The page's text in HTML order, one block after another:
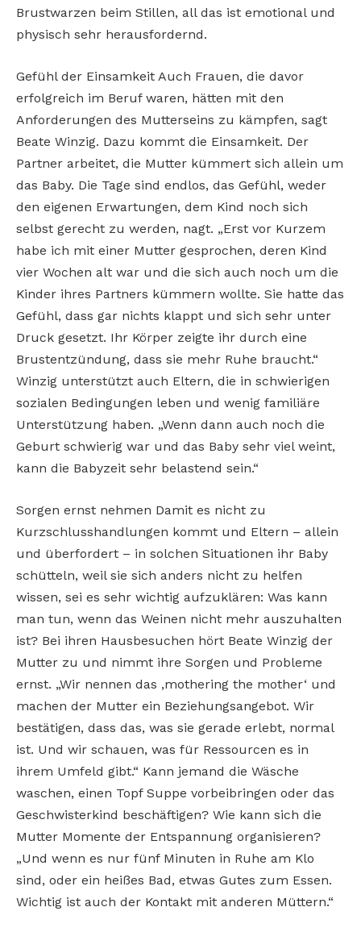
Brustwarzen beim Stillen, all das ist emotional und
physisch sehr herausfordernd.
Gefühl der Einsamkeit Auch Frauen, die davor
erfolgreich im Beruf waren, hätten mit den
Anforderungen des Mutterseins zu kämpfen, sagt
Beate Winzig. Dazu kommt die Einsamkeit. Der
Partner arbeitet, die Mutter kümmert sich allein um
das Baby. Die Tage sind endlos, das Gefühl, weder
den eigenen Erwartungen, dem Kind noch sich
selbst gerecht zu werden, nagt. „Erst vor Kurzem
habe ich mit einer Mutter gesprochen, deren Kind
vier Wochen alt war und die sich auch noch um die
Kinder ihres Partners kümmern wollte. Sie hatte das
Gefühl, dass gar nichts klappt und sich sehr unter
Druck gesetzt. Ihr Körper zeigte ihr durch eine
Brustentzündung, dass sie mehr Ruhe braucht.“
Winzig unterstützt auch Eltern, die in schwierigen
sozialen Bedingungen leben und wenig familiäre
Unterstützung haben. „Wenn dann auch noch die
Geburt schwierig war und das Baby sehr viel weint,
kann die Babyzeit sehr belastend sein.“
Sorgen ernst nehmen Damit es nicht zu
Kurzschlusshandlungen kommt und Eltern – allein
und überfordert – in solchen Situationen ihr Baby
schütteln, weil sie sich anders nicht zu helfen
wissen, sei es sehr wichtig aufzuklären: Was kann
man tun, wenn das Weinen nicht mehr auszuhalten
ist? Bei ihren Hausbesuchen hört Beate Winzig der
Mutter zu und nimmt ihre Sorgen und Probleme
ernst. „Wir nennen das ‚mothering the mother‘ und
machen der Mutter ein Beziehungsangebot. Wir
bestätigen, dass das, was sie gerade erlebt, normal
ist. Und wir schauen, was für Ressourcen es in
ihrem Umfeld gibt.“ Kann jemand die Wäsche
waschen, einen Topf Suppe vorbeibringen oder das
Geschwisterkind beschäftigen? Wie kann sich die
Mutter Momente der Entspannung organisieren?
„Und wenn es nur fünf Minuten in Ruhe am Klo
sind, oder ein heißes Bad, etwas Gutes zum Essen.
Wichtig ist auch der Kontakt mit anderen Müttern.“